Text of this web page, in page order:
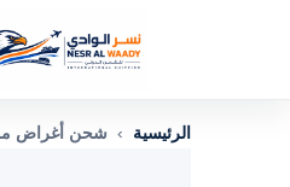
الرئيسية › شحن أغراض من